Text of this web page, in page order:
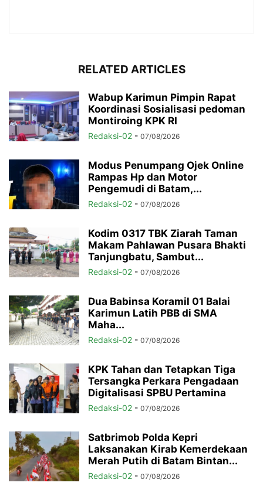
RELATED ARTICLES
Wabup Karimun Pimpin Rapat
Koordinasi Sosialisasi pedoman
Montiroing KPK RI
Redaksi-02 - 07/08/2026
Modus Penumpang Ojek Online
Rampas Hp dan Motor
Pengemudi di Batam,...
Redaksi-02 - 07/08/2026
Kodim 0317 TBK Ziarah Taman
Makam Pahlawan Pusara Bhakti
Tanjungbatu, Sambut...
Redaksi-02 - 07/08/2026
Dua Babinsa Koramil 01 Balai
Karimun Latih PBB di SMA
Maha...
Redaksi-02 - 07/08/2026
KPK Tahan dan Tetapkan Tiga
Tersangka Perkara Pengadaan
Digitalisasi SPBU Pertamina
Redaksi-02 - 07/08/2026
Satbrimob Polda Kepri
Laksanakan Kirab Kemerdekaan
Merah Putih di Batam Bintan...
Redaksi-02 - 07/08/2026